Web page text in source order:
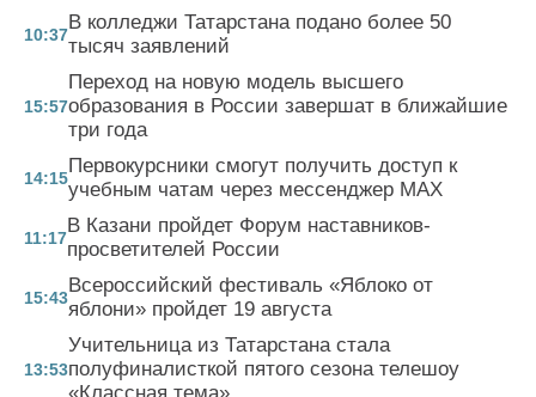
10:37
В колледжи Татарстана подано более 50
тысяч заявлений
15:57
Переход на новую модель высшего
образования в России завершат в ближайшие
три года
14:15
Первокурсники смогут получить доступ к
учебным чатам через мессенджер MAX
11:17
В Казани пройдет Форум наставников-
просветителей России
15:43
Всероссийский фестиваль «Яблоко от
яблони» пройдет 19 августа
13:53
Учительница из Татарстана стала
полуфиналисткой пятого сезона телешоу